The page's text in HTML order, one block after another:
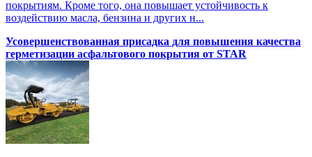
покрытиям. Кроме того, она повышает устойчивость к
воздействию масла, бензина и других н...
Усовершенствованная присадка для повышения качества
герметизации асфальтового покрытия от STAR